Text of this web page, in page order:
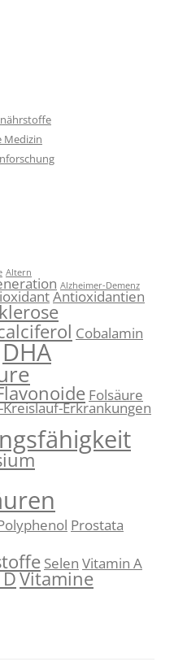
Medizin
Altern
Alzheimer-Demenz
Antioxidantien
Cobalamin
DHA
Folsäure
Erkrankungen
Prostata
Selen Vitamin A
Vitamine